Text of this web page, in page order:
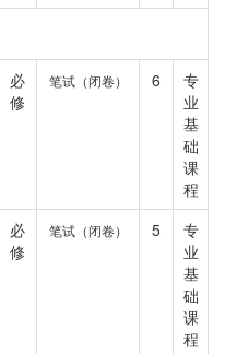
必
修
笔试（闭卷） 6
专
业
基
础
课
程
必
修
笔试（闭卷） 5
专
业
基
础
课
程